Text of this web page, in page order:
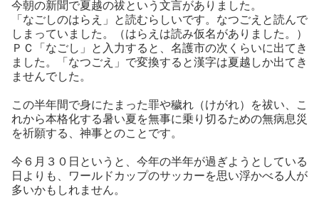
今朝の新聞で夏越の祓という文言がありました。
「なごしのはらえ」と読むらしいです。なつごえと読んで
しまっていました。（はらえは読み仮名がありました。）
ＰＣ「なごし」と入力すると、名護市の次くらいに出てき
ました。「なつごえ」で変換すると漢字は夏越しか出てき
ませんでした。
この半年間で身にたまった罪や穢れ（けがれ）を祓い、こ
れから本格化する暑い夏を無事に乗り切るための無病息災
を祈願する、神事とのことです。
今６月３０日というと、今年の半年が過ぎようとしている
日よりも、ワールドカップのサッカーを思い浮かべる人が
多いかもしれません。